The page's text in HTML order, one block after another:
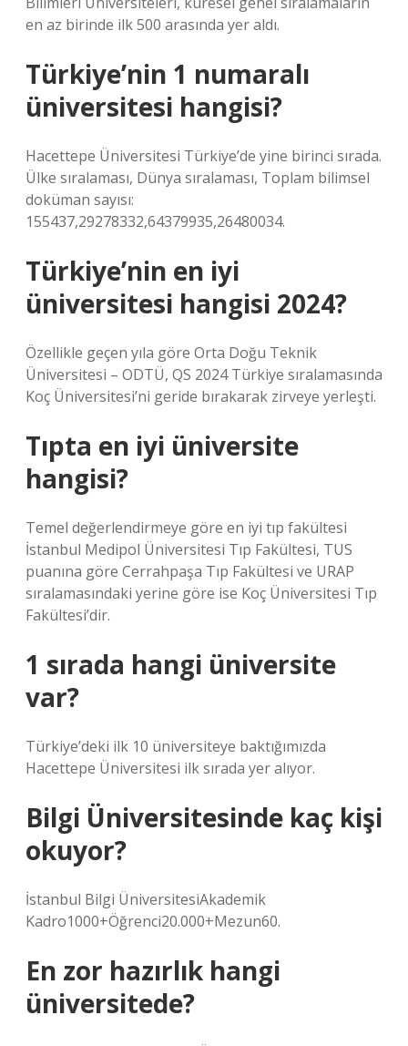
en az birinde ilk 500 arasında yer aldı.
Türkiye’nin 1 numaralı
üniversitesi hangisi?
Hacettepe Üniversitesi Türkiye’de yine birinci sırada.
Ülke sıralaması, Dünya sıralaması, Toplam bilimsel
doküman sayısı:
155437,29278332,64379935,26480034.
Türkiye’nin en iyi
üniversitesi hangisi 2024?
Özellikle geçen yıla göre Orta Doğu Teknik
Üniversitesi – ODTÜ, QS 2024 Türkiye sıralamasında
Koç Üniversitesi’ni geride bırakarak zirveye yerleşti.
Tıpta en iyi üniversite
hangisi?
Temel değerlendirmeye göre en iyi tıp fakültesi
İstanbul Medipol Üniversitesi Tıp Fakültesi, TUS
puanına göre Cerrahpaşa Tıp Fakültesi ve URAP
sıralamasındaki yerine göre ise Koç Üniversitesi Tıp
Fakültesi’dir.
1 sırada hangi üniversite
var?
Türkiye’deki ilk 10 üniversiteye baktığımızda
Hacettepe Üniversitesi ilk sırada yer alıyor.
Bilgi Üniversitesinde kaç kişi
okuyor?
İstanbul Bilgi ÜniversitesiAkademik
Kadro1000+Öğrenci20.000+Mezun60.
En zor hazırlık hangi
üniversitede?